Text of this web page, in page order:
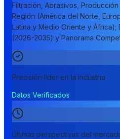
Filtración, Abrasivos,
Región (América del Norte,
Latina y Medio Oriente y África);
(2026-2035) y Panorama
Precisión líder en la industria
Datos Verificados
Últimas perspectivas del